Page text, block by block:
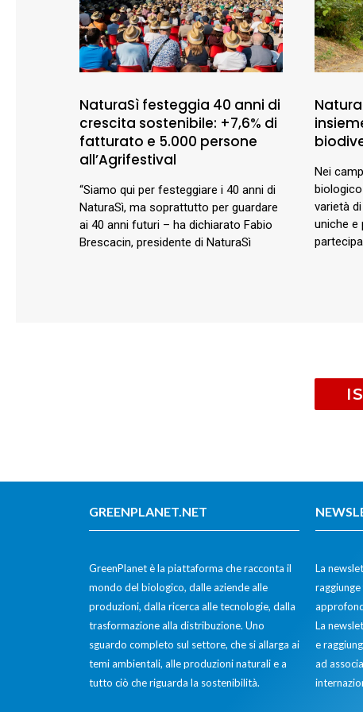
NaturaSì festeggia 40 anni di
crescita sostenibile: +7,6% di
fatturato e 5.000 persone
all’Agrifestival
“Siamo qui per festeggiare i 40 anni di
NaturaSì, ma soprattutto per guardare
ai 40 anni futuri – ha dichiarato Fabio
Brescacin, presidente di NaturaSì
Nei
varietà
uniche e
GREENPLANET.NET
GreenPlanet è la piattaforma che racconta il
mondo del biologico, dalle aziende alle
produzioni, dalla ricerca alle tecnologie, dalla
trasformazione alla distribuzione. Uno
sguardo completo sul settore, che si allarga ai
temi ambientali, alle produzioni naturali e a
tutto ciò che riguarda la sostenibilità.
La
La
e
ad